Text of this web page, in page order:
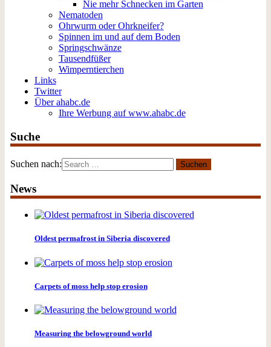
Nie mehr Schnecken im Garten
Nematoden
Ohrwurm oder Ohrkneifer?
Spinnen im und auf dem Boden
Springschwänze
Tausendfüßer
Wimperntierchen
Links
Twitter
Über ahabc.de
Ihre Werbung auf www.ahabc.de
Suche
Suchen nach:
News
Oldest permafrost in Siberia discovered
Carpets of moss help stop erosion
Measuring the belowground world